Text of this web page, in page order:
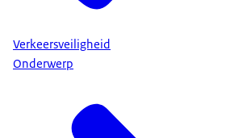
Verkeersveiligheid
Onderwerp